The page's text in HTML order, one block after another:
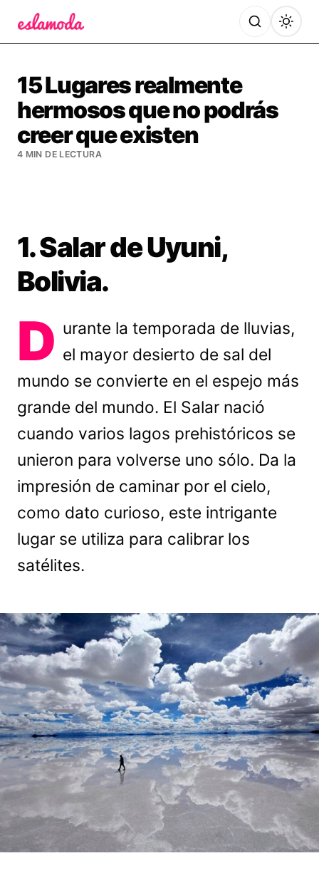
15 Lugares realmente
hermosos que no podrás
creer que existen
4 MIN DE LECTURA
1. Salar de Uyuni,
Bolivia.
D urante la temporada de lluvias,
el mayor desierto de sal del
mundo se convierte en el espejo más
grande del mundo. El Salar nació
cuando varios lagos prehistóricos se
unieron para volverse uno sólo. Da la
impresión de caminar por el cielo,
como dato curioso, este intrigante
lugar se utiliza para calibrar los
satélites.